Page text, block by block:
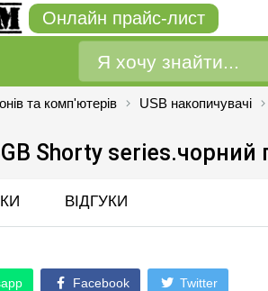
Онлайн прайс-лист
та комп'ютерів USB накопичувачі
Shorty series.чорний
ВІДГУКИ
Facebook Twitter